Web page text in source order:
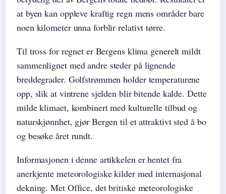
at byen kan oppleve kraftig regn mens områder bare
noen kilometer unna forblir relativt tørre.
Til tross for regnet er Bergens klima generelt mildt
sammenlignet med andre steder på lignende
breddegrader. Golfstrømmen holder temperaturene
opp, slik at vintrene sjelden blir bitende kalde. Dette
milde klimaet, kombinert med kulturelle tilbud og
naturskjønnhet, gjør Bergen til et attraktivt sted å bo
og besøke året rundt.
Informasjonen i denne artikkelen er hentet fra
anerkjente meteorologiske kilder med internasjonal
dekning. Met Office, det britiske meteorologiske